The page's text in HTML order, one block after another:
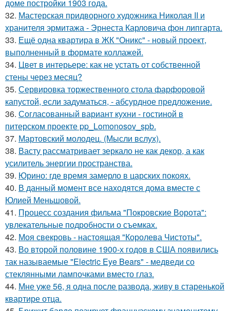
доме постройки 1903 года.
32. Мастерская придворного художника Николая II и
хранителя эрмитажа - Эрнеста Карловича фон липгарта.
33. Ещё одна квартира в ЖК "Оникс" - новый проект,
выполненный в формате коллажей.
34. Цвет в интерьере: как не устать от собственной
стены через месяц?
35. Сервировка торжественного стола фарфоровой
капустой, если задуматься, - абсурдное предложение.
36. Согласованный вариант кухни - гостиной в
питерском проекте pp_Lomonosov_spb.
37. Мартовский молодец. (Мысли вслух).
38. Васту рассматривает зеркало не как декор, а как
усилитель энергии пространства.
39. Юрино: где время замерло в царских покоях.
40. В данный момент все находятся дома вместе с
Юлией Меньшовой.
41. Процесс создания фильма "Покровские Ворота":
увлекательные подробности о съемках.
42. Моя свекровь - настоящая "Королева Чистоты".
43. Во второй половине 1900-х годов в США появились
так называемые "Electric Eye Bears" - медведи со
стеклянными лампочками вместо глаз.
44. Мне уже 56, я одна после развода, живу в старенькой
квартире отца.